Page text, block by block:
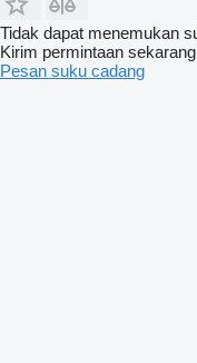
Tidak dapat menemukan
Kirim permintaan
Pesan suku cadang